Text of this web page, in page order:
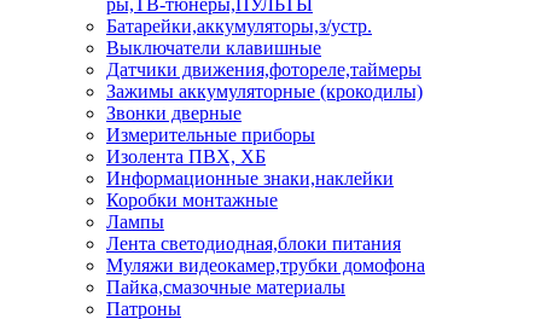
Батарейки,аккумуляторы,з/устр.
Выключатели клавишные
Датчики движения,фотореле,таймеры
Зажимы аккумуляторные (крокодилы)
Звонки дверные
Измерительные приборы
Изолента ПВХ, ХБ
Информационные знаки,наклейки
Коробки монтажные
Лампы
Лента светодиодная,блоки питания
Муляжи видеокамер,трубки домофона
Пайка,смазочные материалы
Патроны